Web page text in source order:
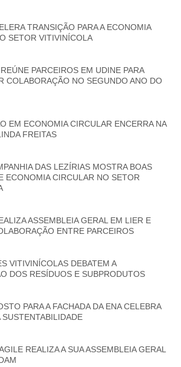
TRANSIÇÃO PARA A ECONOMIA
SETOR VITIVINÍCOLA
PARCEIROS EM UDINE PARA
COLABORAÇÃO NO SEGUNDO ANO DO
EM ECONOMIA CIRCULAR ENCERRA NA
FREITAS
DAS LEZÍRIAS MOSTRA BOAS
ECONOMIA CIRCULAR NO SETOR
ASSEMBLEIA GERAL EM LIER E
ENTRE PARCEIROS
VITIVINÍCOLAS DEBATEM A
DOS RESÍDUOS E SUBPRODUTOS
PARA A FACHADA DA ENA CELEBRA
SUSTENTABILIDADE
REALIZA A SUA ASSEMBLEIA GERAL